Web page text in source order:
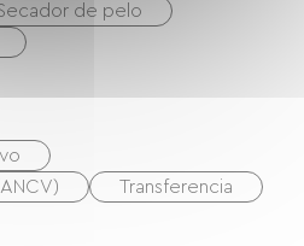
de pelo
Transferencia